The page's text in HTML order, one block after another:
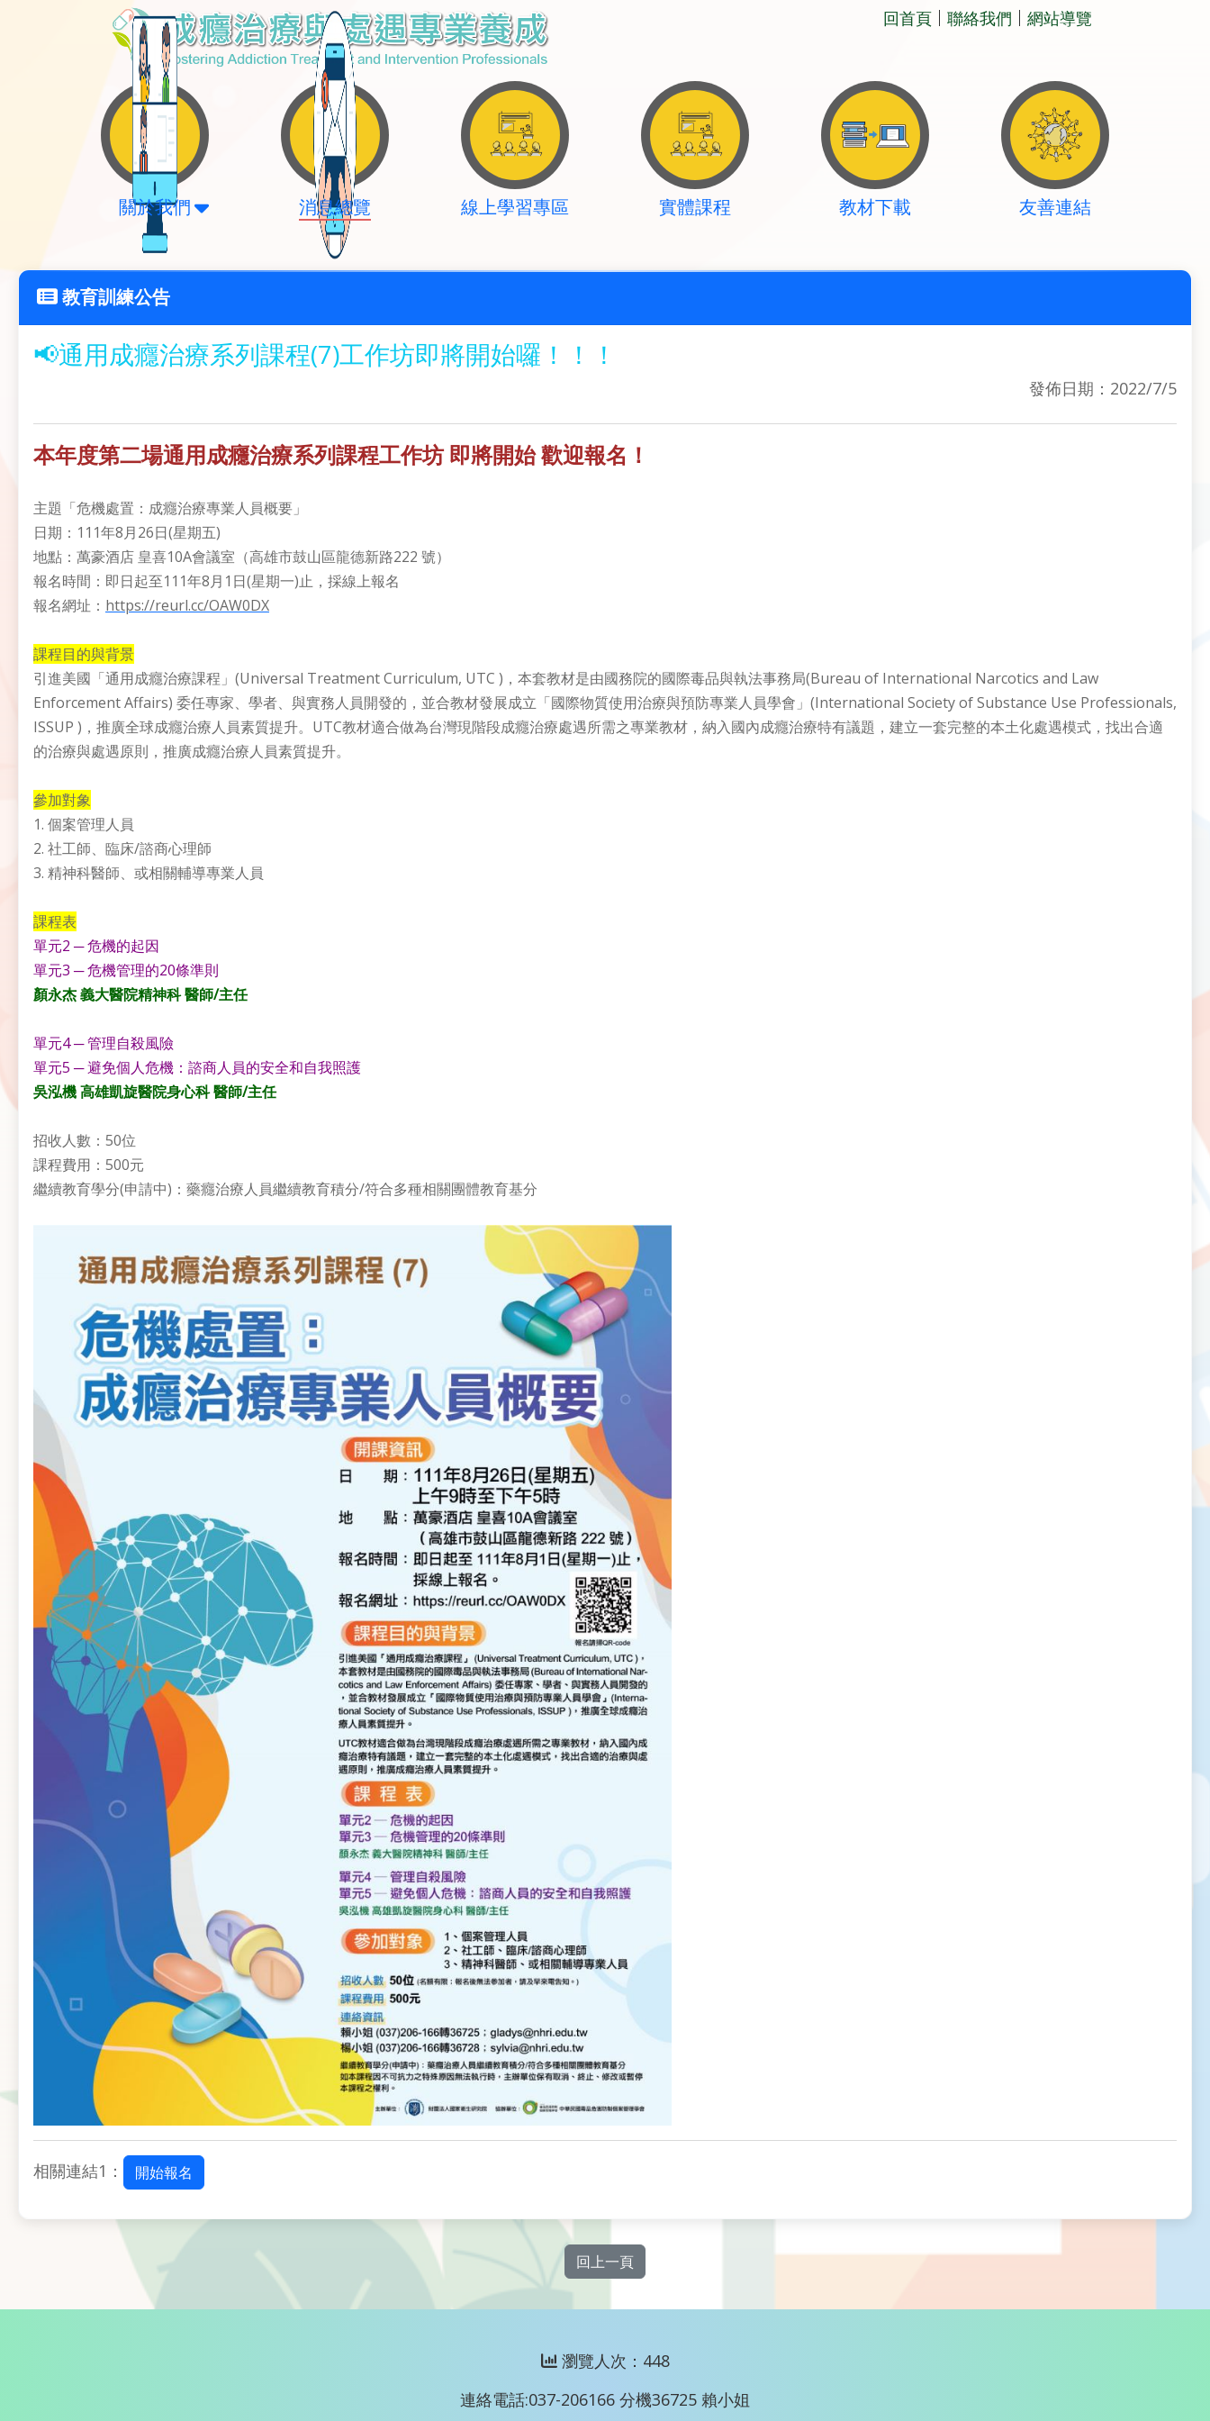
回首頁 聯絡我們 網站導覽
關於我們 消息總覽 線上學習專區 實體課程 教材下載 友善連結
教育訓練公告
📢通用成癮治療系列課程(7)工作坊即將開始囉！！！
發佈日期：2022/7/5
本年度第二場通用成癮治療系列課程工作坊 即將開始 歡迎報名！
主題「危機處置：成癮治療專業人員概要」
日期：111年8月26日(星期五)
地點：萬豪酒店 皇喜10A會議室（高雄市鼓山區龍德新路222 號）
報名時間：即日起至111年8月1日(星期一)止，採線上報名
報名網址： https://reurl.cc/OAW0DX
課程目的與背景
引進美國「通用成癮治療課程」(Universal Treatment Curriculum, UTC )，本套教材是由國務院的國際毒品與執法事務局(Bureau of International Narcotics and Law
Enforcement Affairs) 委任專家、學者、與實務人員開發的，並合教材發展成立「國際物質使用治療與預防專業人員學會」(International Society of Substance Use Professionals,
ISSUP )，推廣全球成癮治療人員素質提升。UTC教材適合做為台灣現階段成癮治療處遇所需之專業教材，納入國內成癮治療特有議題，建立一套完整的本土化處遇模式，找出合適
的治療與處遇原則，推廣成癮治療人員素質提升。
參加對象
1. 個案管理人員
2. 社工師、臨床/諮商心理師
3. 精神科醫師、或相關輔導專業人員
課程表
單元2 ─ 危機的起因
單元3 ─ 危機管理的20條準則
顏永杰 義大醫院精神科 醫師/主任
單元4 ─ 管理自殺風險
單元5 ─ 避免個人危機：諮商人員的安全和自我照護
吳泓機 高雄凱旋醫院身心科 醫師/主任
招收人數：50位
課程費用：500元
繼續教育學分(申請中)：藥癮治療人員繼續教育積分/符合多種相關團體教育基分
相關連結1： 開始報名
回上一頁
瀏覽人次：448
連絡電話:037-206166 分機36725 賴小姐